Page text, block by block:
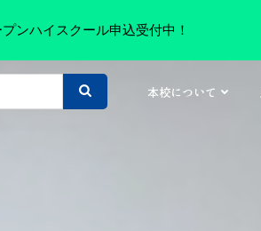
本校について
ンハイスクール申込受付中！